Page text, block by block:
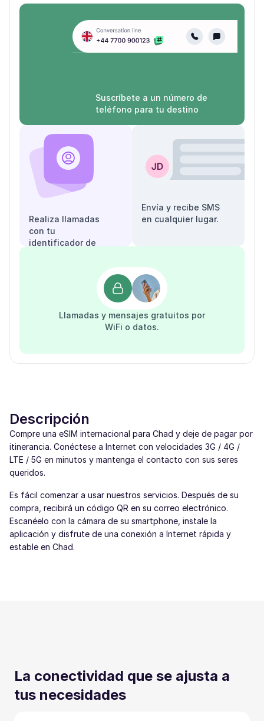
Suscríbete a un número de
teléfono para tu destino
Realiza llamadas
con tu
identificador de
Envía y recibe SMS
en cualquier lugar.
Llamadas y mensajes gratuitos por
WiFi o datos.
Descripción
Compre una eSIM internacional para Chad y deje de pagar por
itinerancia. Conéctese a Internet con velocidades 3G / 4G /
LTE / 5G en minutos y mantenga el contacto con sus seres
queridos.
Es fácil comenzar a usar nuestros servicios. Después de su
compra, recibirá un código QR en su correo electrónico.
Escanéelo con la cámara de su smartphone, instale la
aplicación y disfrute de una conexión a Internet rápida y
estable en Chad.
La conectividad que se ajusta a
tus necesidades